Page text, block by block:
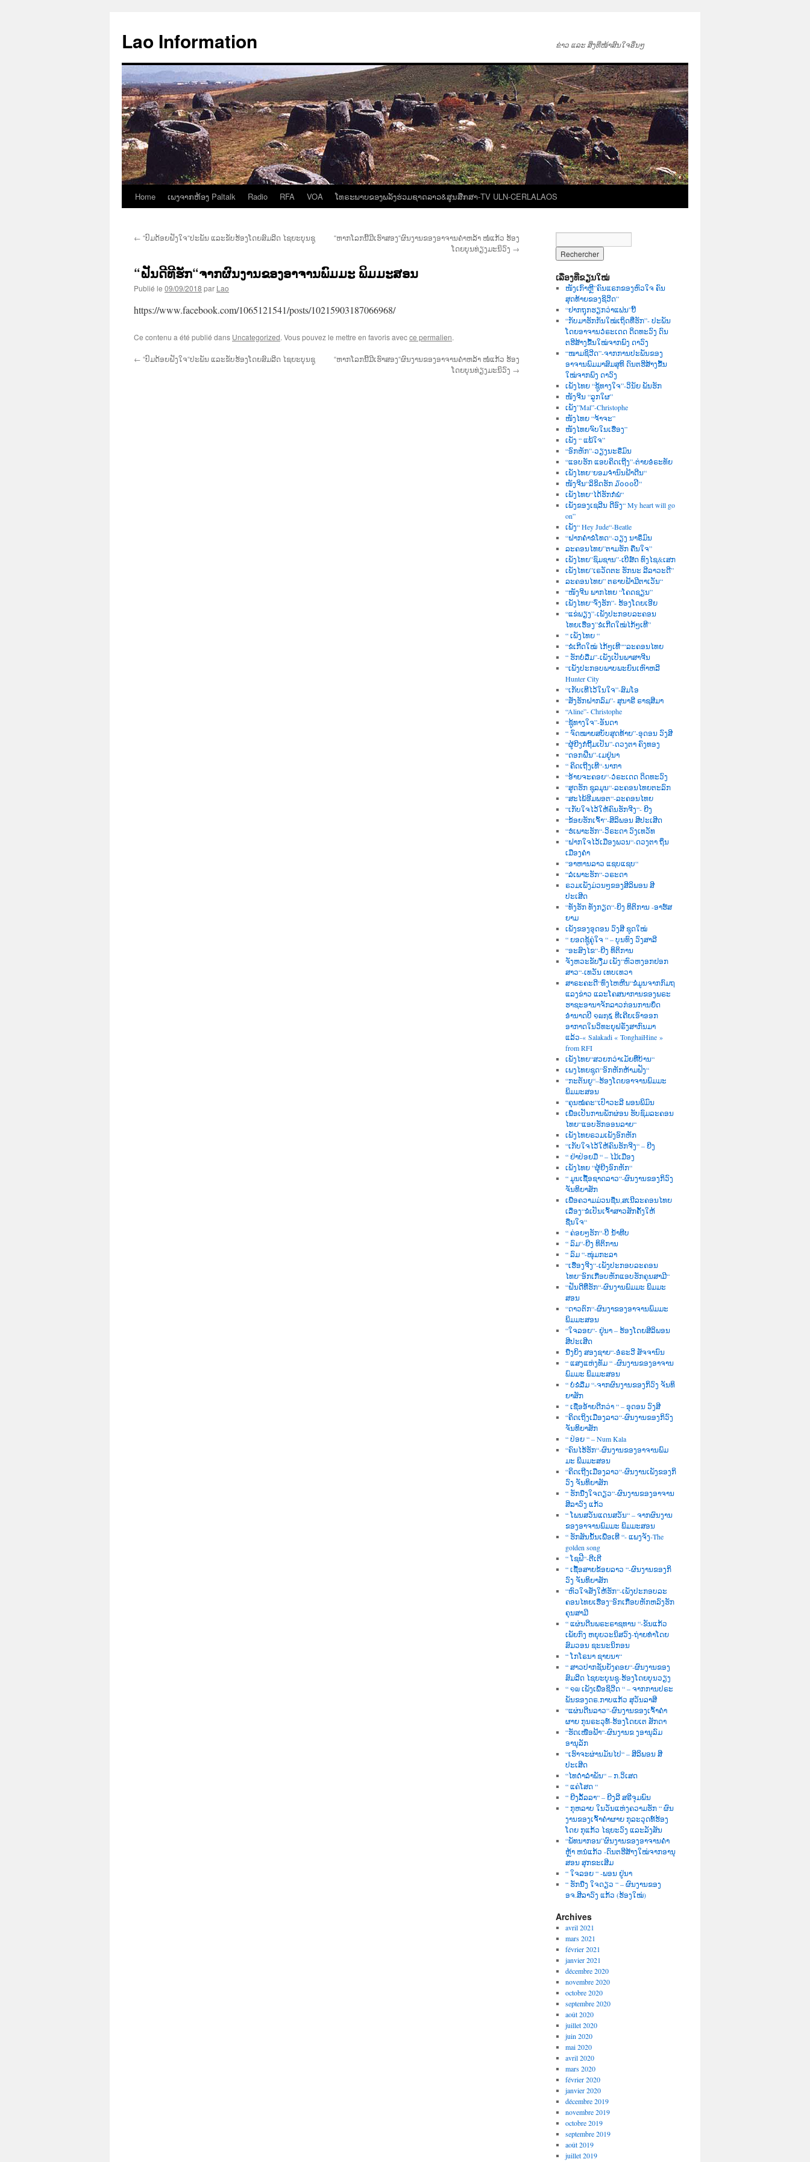
contenu
Lao Information ຂ່າວ ແລະ ສິ່ງທີ່ໜ້າສົນໃຈອື່ນໆ
Home ເພງຈາກຫ້ອງ Paltalk Radio RFA VOA ໂທຣະພາບຂອງພລັງຮ່ວມຊາດລາວ&ສູນສືກສາ-TV ULN-CERLALAOS
← “ປົມດ້ອຍຝັງໃຈ“ປະພັນ ແລະຂັບຮ້ອງໂດຍສົມລີດ ໄຊຍະບຸນຊູ
“ຫາກໂລກນີ້ມີເຮົາສອງ“ຜົນງານຂອງອາຈານຄຳຫລ້າ ໜໍ່ແກ້ວ ຮ້ອງ
ໂດຍບຸນທ່ຽງມະນິວົງ →
“ຝັນດີທີຮັກ“ຈາກຜົນງານຂອງອາຈານພົມມະ ພິມມະສອນ
Publié le 09/09/2018 par Lao
https://www.facebook.com/1065121541/posts/10215903187066968/
Ce contenu a été publié dans Uncategorized. Vous pouvez le mettre en favoris avecce permalien.
← “ປົມດ້ອຍຝັງໃຈ“ປະພັນ ແລະຂັບຮ້ອງໂດຍສົມລີດ ໄຊຍະບຸນຊູ
“ຫາກໂລກນີ້ມີເຮົາສອງ“ຜົນງານຂອງອາຈານຄຳຫລ້າ ໜໍ່ແກ້ວ ຮ້ອງ
ໂດຍບຸນທ່ຽງມະນິວົງ →
ເລື່ອງທີ່ຂຽນໃໝ່
ໜັງເກົາຫຼີ”ຄົນແຣກຂອງຫົວໃຈ ຄົນ
ສຸດທ້າຍຂອງຊິວີດ”
“ຢາກຖຸກຮຽກວ່າແຟນ”ບີ້
“ກັບມາຮັກກັນໃໝ່ເຖິດທີ່ຮັກ”- ປະພັນ
ໂດຍອາຈານວໍຣະເດດ ດິດທະວົງ ດົນ
ຕຮີສ້າງຂື້ນໃໝ່ຈາກພົງ ດາວົງ
“ໜາມຊິວີດ”-ຈາກການປະພັນຂອງ
ອາຈານພົມມາສົມສຸທິ ດົນຕຮີສ້າງຂື້ນ
ໃໝ່ຈາກພົງ ດາວົງ
ເພັງໄທຍ “ຊູ້ທາງໃຈ”-ວິນັຍ ພັນຮັກ
ໜັງຈີນ “ລູກໃຜ”
ເພັງ”Mal”-Christophe
ໜັງໄທຍ “ຈ້າຈະ”
ໜັງໄທຍຈົບໃນເຮື່ອງ”
ເພັງ “ ແພ້ໃຈ”
“ອົກຫັກ”-ວຽງນະຣືມົນ
“ແອບຮັກ ແອບຄິດເຖີງ”-ຕ່າຍອໍຣະທັຍ
ເພັງໄທຍ“ຍອມຈຳນົນຟ້າດີນ“
ໜັງຈີນ“ລິຂິດຮັກ ໓໐໐໐ປີ“
ເພັງໄທຍ“ໄດ້ຮັກກໍພໍ“
ເພັງຂອງເຊລີນ ດີອົງ“ My heart will go
on”
ເພັງ“ Hey Jude“-Beatle
“ຝາກຄຳຂໍໂທດ“-ວຽງ ນາຣຶມົນ
ລະຄອນໄທຍ”ຕາມຮັກ ຄືນໃຈ”
ເພັງໄທຍ”ຊົມຊານ”-ເບີສ໌ດ ທົງໄຊ&ເສກ
ເພັງໄທຍ”ເຣວັດຕະ ຮັກນະ ລີລາວະດີ”
ລະຄອນໄທຍ” ຕຣາບຟ້າມີຕາເວັນ“
“ໜັງຈີນ ພາກໄທຍ “ໂຄດຊຽນ”
ເພັງໄທຍ“ຈົ່ງຮັກ”- ຮ້ອງໂດຍເອີຍ
“ແຂ່ພຽງ”-ເພັງປະກອບລະຄອນ
ໄທຍເຮື່ອງ”ຂໍເກີດໃໝ່ໄກ້ໆເທີ”
“ ເພັງໄທຍ “
“ຂໍເກີດໃໝ່ ໄກ້ໆເທີ““ລະຄອນໄທຍ
“ ຮັກບໍ່ລືມ”-ເພັງເປັນພາສາຈີນ
“ເພັງປະກອບພາບພະຍົນເຫົາຫລີ
Hunter City
“ເກັບເທີໄວ້ໃນໃຈ”-ສົມໂອ
“ສັ່ງຮັກຝາກລົມ”- ສຸນາຣີ ຣາຊສີມາ
“Aline”- Christophe
“ຊູ້ທາງໃຈ”-ອັນດາ
“ ຈົດໝາຍສບັບສຸດທ້າຍ”-ອຸດອນ ວົງສີ
“ຜູ້ຍີງກໍຖີ້ມເປັນ”-ດວງຕາ ຄົງທອງ
“ດອກຝີ່ນ”-ເມຢູ່ນາ
“ ຄິດເຖີງເທີ“-ນາກາ
“ອ້າຍຈະຄອຍ“-ວໍຣະເດດ ດິດທະວົງ
“ສູດຮັກ ຊຸລມຸນ“-ລະຄອນໄທຍຕະລົກ
“ສະໄພ້ອີມພອຕ“-ລະຄອນໄທຍ
“ເກັບໃຈໄວ້ໃຫ້ຄົນຮັກຈີງ“- ຍີງ
“ຂ້ອຍຮັກເຈົ້າ“-ສິລິພອນ ສີປະເສີດ
“ຮໍເພາະຮັກ“-ວິຣະດາ ວົງເທວັທ
“ຝາກໃຈໄວ້ເມືອງພວນ“-ດວງຕາ ຖິ່ນ
ເມືອງຄຳ
“ອາຫານລາວ ແຊບແຊບ“
“ລໍເພາະຮັກ“-ວຣະດາ
ຣວມເພັງມ່ວນໆຂອງສີລິພອນ ສີ
ປະເສີດ
“ທັງຮັກ ທັງກຽດ“-ຍິງ ທິຕິການ -ອາຮ໌ສ
ຍາມ
ເພັງຂອງອຸດອນ ວົງສີ ຊຸດໃໝ່
“ ຍອດຊູ້ຄູ່ໃຈ “ – ບຸນທົງ ວົງສາລີ
“ອະສົງໄຂ“-ຍີງ ທິຕິການ
ຈັງຫວະຂັບງື່ມ ເພັງ“ຫົວຫງອກຢອກ
ສາວ“-ເທວັນ ເທບເທວາ
ສາຣະຄະດີ“ທົ່ງໄຫຫີນ“ຂໍ່ມູນຈາກກົມຖ
ແລງຂ່າວ ແລະໂຄສນາການຂອງພຣະ
ຮາຊະອານາຈັກລາວກ່ອນການຍຶດ
ອຳນາດປີ ໑໙໗໕ ທີເຄີຍເອົາອອກ
ອາກາດໃນວິທະຍຸຝຣັ່ງສາກົນມາ
ແລ້ວ-« Salakadi « TonghaiHine »
from RFI
ເພັງໄທຍ“ສວຍກວ່າເມັຍທີ່ບ້ານ“
ເພງໄທຍຊຸດ“ອົກຫັກຫ້າມຟັງ“
“ກະຕັນຍູ“–ຮ້ອງໂດຍອາຈານພົມມະ
ພິມມະສອນ
“ຄຸນໝໍຄະ“ເປົາວະລີ ພອນພິມົນ
ເພື່ອເປັນການພັກຜ່ອນ ຮັບຊົມລະຄອນ
ໄທຍ“ແອບຮັກອອນລາຍ“
ເພັງໄທຍຣວມເພັງອົກຫັກ
“ເກັບໃຈໄວ້ໃຫ້ຄົນຮັກຈີງ“ – ຍີງ
“ ຢ່າປ່ອຍມື “ – ໄມ້ເມືອງ
ເພັງໄທຍ “ຜູ້ຍີງອົກຫັກ“
“ ມູນເຊື້ອຊາດລາວ“-ຜົນງານຂອງກິວົງ
ຈັນທິຍາສັກ
ເພື່ອຄວາມມ່ວນຊື່ນ,ສເນີລະຄອນໄທຍ
ເລື່ອງ“ຂໍເປັນເຈົ້າສາວສັກຄັ້ງໃຫ້
ຊື່ນໃຈ“
“ ຄ່ອຍໆຮັກ“-ບີ ນໍ້າທີບ
“ ລົມ“-ຍີງ ທິຕິການ
“ ລົມ “-ໜຸ່ມກະລາ
“ເຮື່ອງຈີງ“-ເພັງປະກອບລະຄອນ
ໄທຍ“ອົກເກືອບຫັກແອບຮັກຄຸນສາມີ“
“ຝັນດີທີ່ຮັກ“-ຜົນງານພົມມະ ພິມມະ
ສອນ
“ດາວຕົກ“-ຜົນງາຂອງອາຈານພົມມະ
ພິມມະສອນ
“ໃຈລອຍ“- ຢູ່ນາ – ຮ້ອງໂດຍສີລິພອນ
ສີປະເສີດ
ນື່ງຍິງ ສອງຊາຍ“-ອໍຣະວີ ສັຈຈານົນ
“ ແສງແຫ່ງທັມ “ -ຜົນງານຂອງອາຈານ
ພົມມະ ພິມມະສອນ
“ ບໍ່ຂໍລືມ “-ຈາກຜົນງານຂອງກິວົງ ຈັນທິ
ຍາສັກ
“ ເຊື່ອອ້າຍດີກວ່າ “ – ອຸດອນ ວົງສີ
“ຄິດເຖິງເມືອງລາວ“-ຜົນງານຂອງກິວົງ
ຈັນທິຍາສັກ
“ ປ່ອຍ “ – Num Kala
“ຄົນໄຮ້ຮັກ“-ຜົນງານຂອງອາຈານພົມ
ມະ ພິມມະສອນ
“ຄິດເຖີງເມືອງລາວ“-ຜົນງານເພັງຂອງກິ
ວົງ ຈັນທິຍາສັກ
“ ຮັກນື່ງໃຈດຽວ“-ຜົນງານຂອງອາຈານ
ສີລາວົງ ແກ້ວ
“ ໂພນສວັນແດນສວັນ“ – ຈາກຜົນງານ
ຂອງອາຈານພົມມະ ພິມມະສອນ
“ ຮັກສັນນັ້ນເພື່ອເທີ “- ແພງຈັງ-The
golden song
“ ໂຊຟີ“-ຕີເຕີ
“ ເຊື້ອສາຍຂ້ອຍລາວ “-ຜົນງານຂອງກິ
ວົງ ຈັນທິຍາສັກ
“ຫົວໃຈສັ່ງໃຫ້ຮັກ“-ເພັງປະກອບລະ
ຄອນໄທຍເຮື່ອງ“ອົກເກືອບຫັກຫລົງຮັກ
ຄຸນສາມີ
“ ແຜ່ນດີນພຣະຣາຊທານ “-ຂັນແກ້ວ
ເພັຍກົງ ຫຍຸຍວະນິສວົງ-ຖ່າຍທຳໂດຍ
ສົມວອນ ຊະນະນິກອນ
“ ໂກໂຣນາ ຊາຍນາ“
“ ສາວປາກຊັນຍັງຄອຍ“-ຜົນງານຂອງ
ສົມລີດ ໄຊຍະບຸນຊູ-ຮ້ອງໂດຍບຸນວຽງ
“ ໑໙ ເພັງເພື່ອຊິວີດ “ – ຈາກການປຣະ
ພັນຂອງດຣ.ກາບແກ້ວ ສຸວັນລາສີ
“ແຜ່ນດີນລາວ“-ຜົນງານຂອງເຈົ້າຄຳ
ຜາຍ ກຸນຣະວຸທ໌-ຮ້ອງໂດຍເຕ ສັກດາ
“ຮັດເໜືອຟ້າ“-ຜົນງານຂ ງອານຸລົມ
ອານຸລັກ
“ເຮົາຈະຜ່ານມັນໄປ“ – ສີລິພອນ ສີ
ປະເສີດ
“ໄທດຳລຳພັນ“ – ກ.ວິເສດ
“ ແຄ່ໂສດ “
“ ຍີງລັ້ລລາ“ – ຍີງລີ ສຣີຈຸມພົນ
“ ກຸຫລາບ ໃນວັນແຫ່ງຄວາມຮັກ “ ຜົນ
ງານຂອງເຈົ້າຄຳຜາຍ ກຸລະວຸດທ໌ຮ້ອງ
ໂດຍ ກຸແກ້ວ ໄຊຍະວົງ ແລະລັງສັນ
“ພັທນາກອນ”ຜົນງານຂອງອາຈານຄຳ
ຫຼ້າ ຫນໍແກ້ວ -ດົນຕຮີສ້າງໃໝ່ຈາກອານຸ
ສອນ ສຸກຂະເສີມ
“ ໃຈລອຍ “ -ພອນ ຢູ່ນາ
“ ຮັກນື່ງ ໃຈດຽວ “ – ຜົນງານຂອງ
ອຈ.ສີລາວົງ ແກ້ວ (ຮ້ອງໃໝ່)
Archives
avril 2021
mars 2021
février 2021
janvier 2021
décembre 2020
novembre 2020
octobre 2020
septembre 2020
août 2020
juillet 2020
juin 2020
mai 2020
avril 2020
mars 2020
février 2020
janvier 2020
décembre 2019
novembre 2019
octobre 2019
septembre 2019
août 2019
juillet 2019